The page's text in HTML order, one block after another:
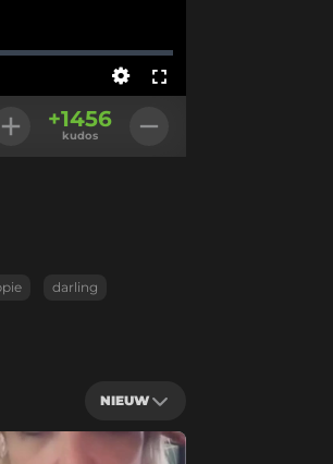
+1456
kudos
darling
NIEUW